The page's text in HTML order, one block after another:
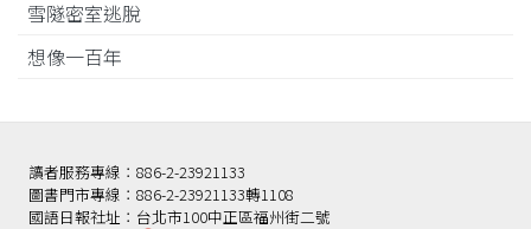
雪隧密室逃脫
想像一百年
讀者服務專線：886-2-23921133
圖書門市專線：886-2-23921133轉1108
國語日報社址：台北市100中正區福州街二號